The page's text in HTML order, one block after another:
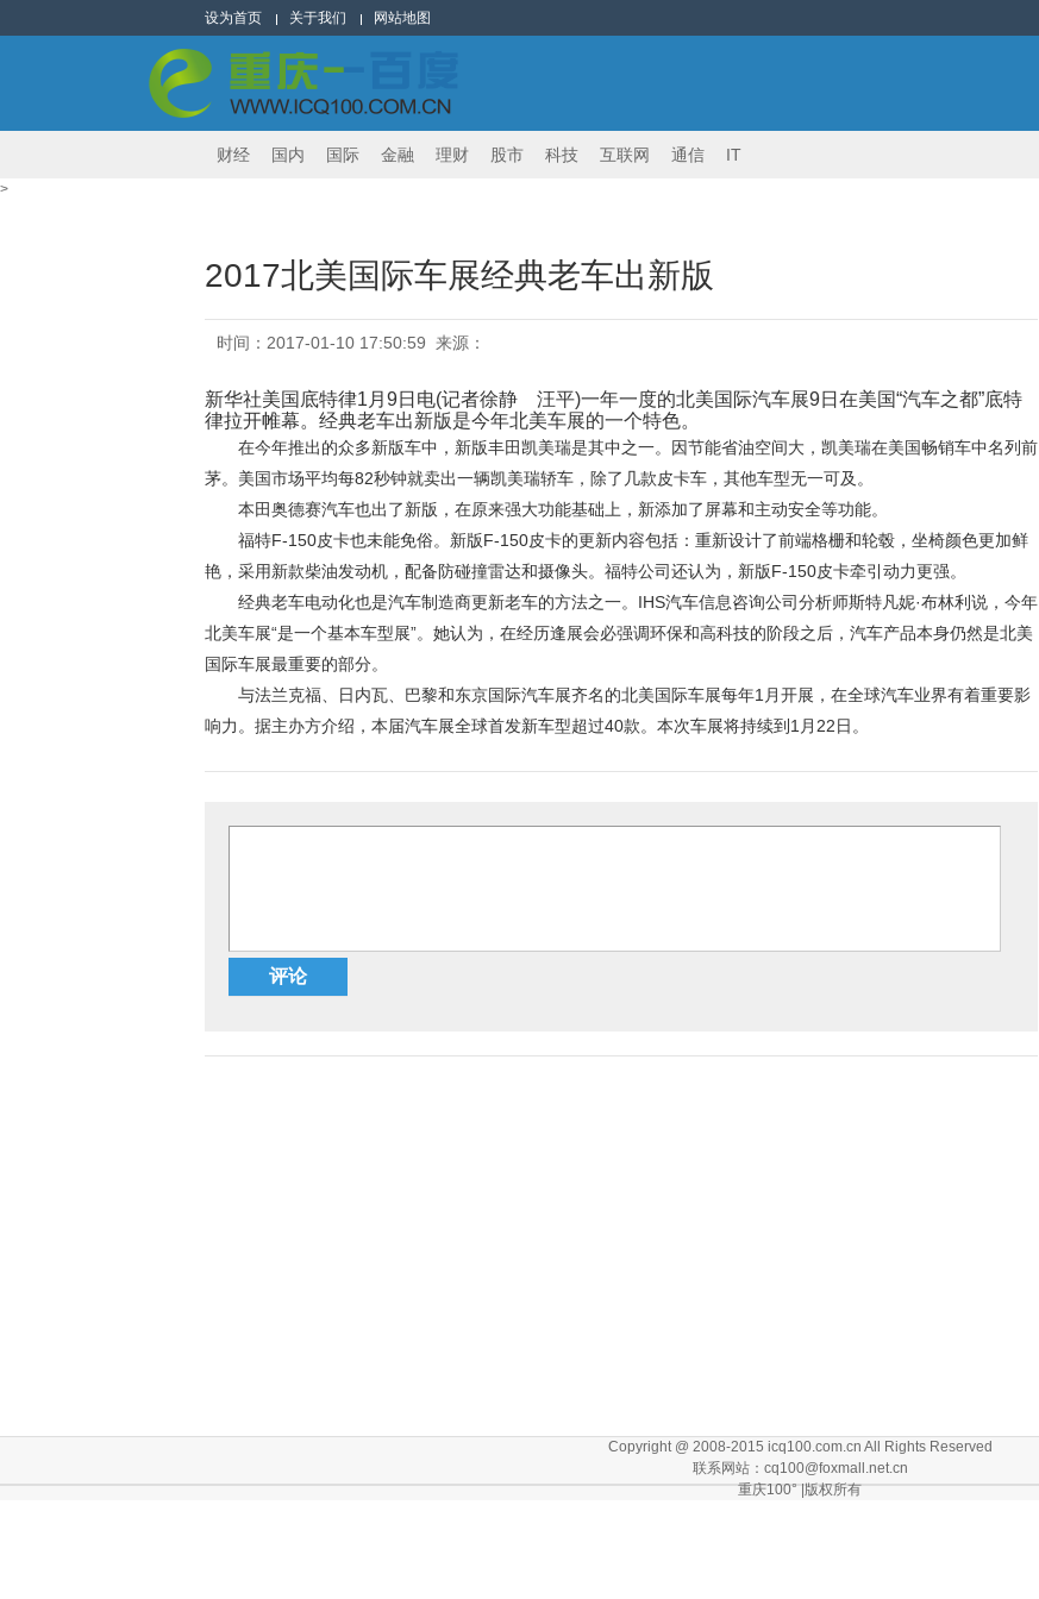
设为首页 关于我们 网站地图
财经 国内 国际 金融 理财 股市 科技 互联网 通信 IT
>
2017北美国际车展经典老车出新版
时间：2017-01-10 17:50:59 来源：
新华社美国底特律1月9日电(记者徐静 汪平)一年一度的北美国际汽车展9日在美国“汽车之都”底特
律拉开帷幕。经典老车出新版是今年北美车展的一个特色。
在今年推出的众多新版车中，新版丰田凯美瑞是其中之一。因节能省油空间大，凯美瑞在美国畅销车中名列前
茅。美国市场平均每82秒钟就卖出一辆凯美瑞轿车，除了几款皮卡车，其他车型无一可及。
本田奥德赛汽车也出了新版，在原来强大功能基础上，新添加了屏幕和主动安全等功能。
福特F-150皮卡也未能免俗。新版F-150皮卡的更新内容包括：重新设计了前端格栅和轮毂，坐椅颜色更加鲜
艳，采用新款柴油发动机，配备防碰撞雷达和摄像头。福特公司还认为，新版F-150皮卡牵引动力更强。
经典老车电动化也是汽车制造商更新老车的方法之一。IHS汽车信息咨询公司分析师斯特凡妮·布林利说，今年
北美车展“是一个基本车型展”。她认为，在经历逢展会必强调环保和高科技的阶段之后，汽车产品本身仍然是北美
国际车展最重要的部分。
与法兰克福、日内瓦、巴黎和东京国际汽车展齐名的北美国际车展每年1月开展，在全球汽车业界有着重要影
响力。据主办方介绍，本届汽车展全球首发新车型超过40款。本次车展将持续到1月22日。
评论
Copyright @ 2008-2015 icq100.com.cn All Rights Reserved
联系网站：cq100@foxmall.net.cn
重庆100° |版权所有